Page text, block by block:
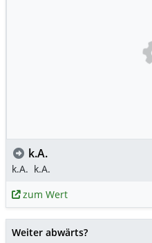
k.A.
k.A. k.A.
zum Wert
Weiter abwärts?